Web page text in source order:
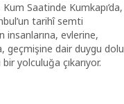
Kum Saatinde Kumkapı’da,
tarihî semti
insanlarına, evlerine,
geçmişine dair duygu dolu
yolculuğa çıkarıyor.